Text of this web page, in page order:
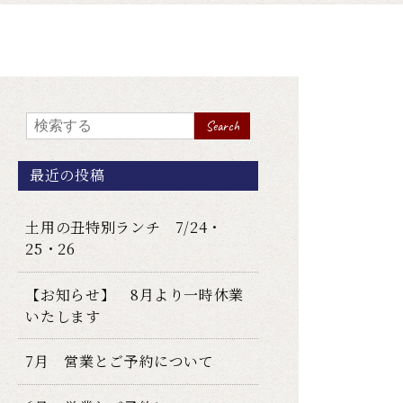
Search
最近の投稿
土用の丑特別ランチ 7/24・
25・26
【お知らせ】 8月より一時休業
いたします
7月 営業とご予約について